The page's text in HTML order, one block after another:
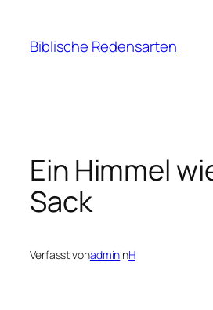
springen
Biblische Redensarten
Ein Himmel
Sack
Verfasst vonadmininH